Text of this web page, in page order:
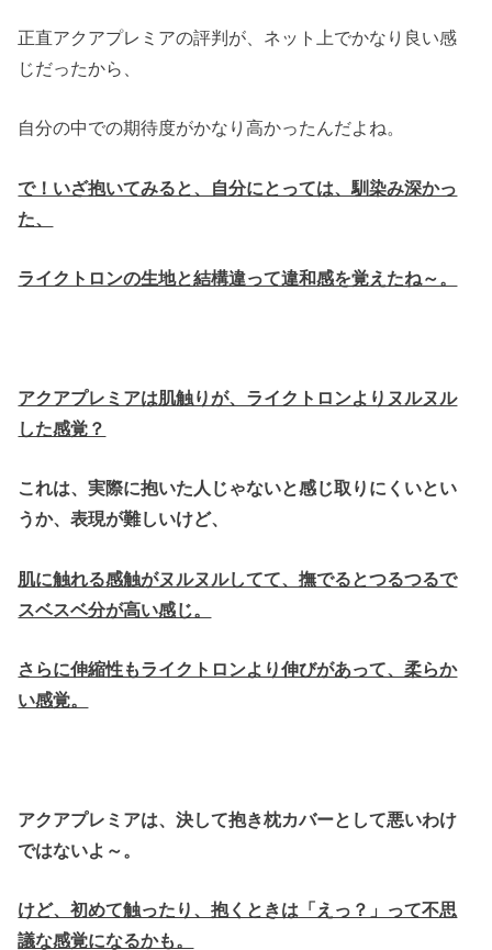
正直アクアプレミアの評判が、ネット上でかなり良い感
じだったから、
自分の中での期待度がかなり高かったんだよね。
で！いざ抱いてみると、自分にとっては、馴染み深かっ
た、
ライクトロンの生地と結構違って違和感を覚えたね～。
アクアプレミアは肌触りが、ライクトロンよりヌルヌル
した感覚？
これは、実際に抱いた人じゃないと感じ取りにくいとい
うか、表現が難しいけど、
肌に触れる感触がヌルヌルしてて、撫でるとつるつるで
スベスベ分が高い感じ。
さらに伸縮性もライクトロンより伸びがあって、柔らか
い感覚。
アクアプレミアは、決して抱き枕カバーとして悪いわけ
ではないよ～。
けど、初めて触ったり、抱くときは「えっ？」って不思
議な感覚になるかも。